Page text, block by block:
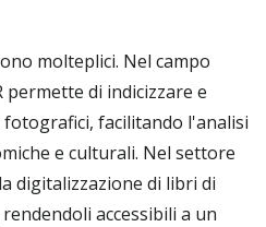
molteplici. Nel campo
permette di indicizzare e
facilitando l'analisi
e culturali. Nel settore
digitalizzazione di libri di
accessibili a un